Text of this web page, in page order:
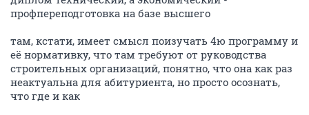
профпереподготовка на базе высшего
там, кстати, имеет смысл поизучать 4ю программу и
её нормативку, что там требуют от руководства
строительных организаций, понятно, что она как раз
неактуальна для абитуриента, но просто осознать,
что где и как